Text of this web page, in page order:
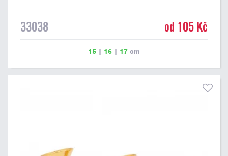
33038 od 105 Kč
15 | 16 | 17 cm